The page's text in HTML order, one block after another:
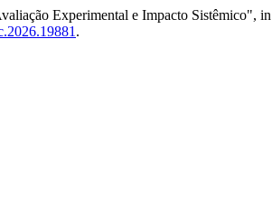
Experimental e Impacto Sistêmico", in
.